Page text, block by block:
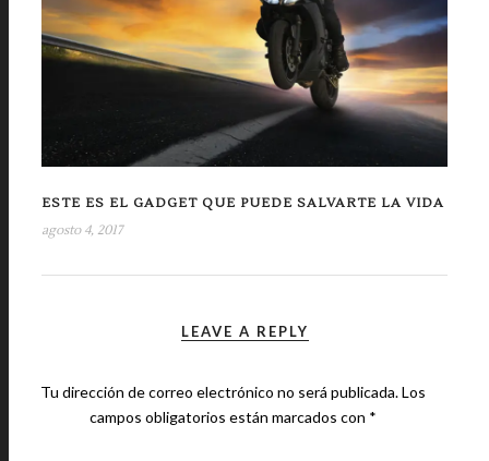
ESTE ES EL GADGET QUE PUEDE SALVARTE LA VIDA
agosto 4, 2017
LEAVE A REPLY
Tu dirección de correo electrónico no será publicada.Los
campos obligatorios están marcados con *